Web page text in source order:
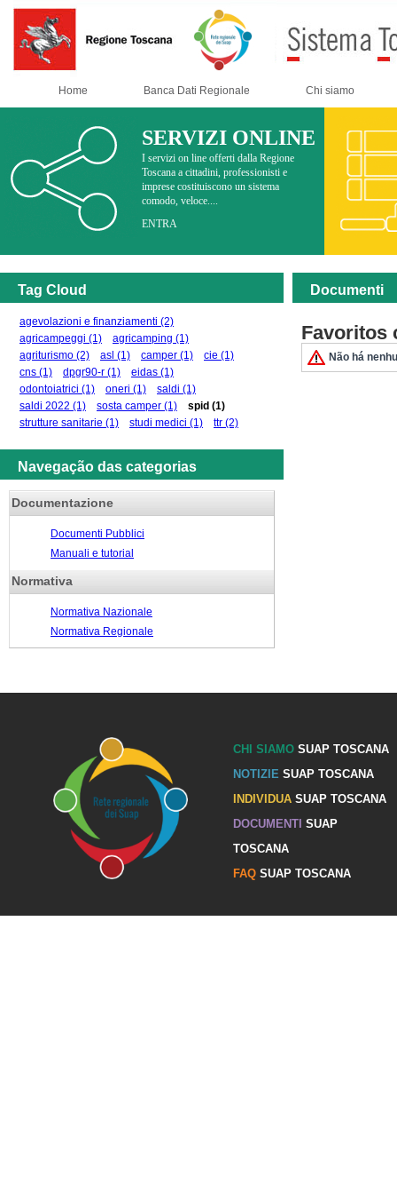
Home Banca Dati Regionale Chi siamo
SERVIZI ONLINE
I servizi on line offerti dalla Regione
Toscana a cittadini, professionisti e
imprese costituiscono un sistema
comodo, veloce....
ENTRA
Tag Cloud
agevolazioni e finanziamenti (2)
agricampeggi (1) agricamping (1)
agriturismo (2) asl (1) camper (1) cie (1)
cns (1) dpgr90-r (1) eidas (1)
odontoiatrici (1) oneri (1) saldi (1)
saldi 2022 (1) sosta camper (1) spid (1)
strutture sanitarie (1) studi medici (1) ttr (2)
Navegação das categorias
Documentazione
Documenti Pubblici
Manuali e tutorial
Normativa
Normativa Nazionale
Normativa Regionale
Documenti
Favoritos
Não há
CHI SIAMOSUAP TOSCANA
NOTIZIE SUAP TOSCANA
INDIVIDUASUAP TOSCANA
DOCUMENTI SUAP
TOSCANA
FAQSUAP TOSCANA